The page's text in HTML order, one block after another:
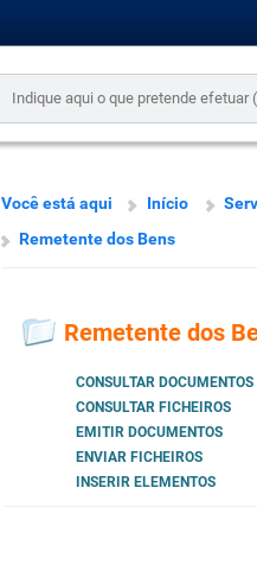
Você está aqui Início
Remetente dos Bens
Remetente dos
CONSULTAR DOCUMENTOS
CONSULTAR FICHEIROS
EMITIR DOCUMENTOS
ENVIAR FICHEIROS
INSERIR ELEMENTOS